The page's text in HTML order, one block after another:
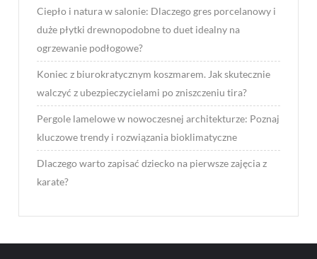
Ciepło i natura w salonie: Dlaczego gres porcelanowy i
duże płytki drewnopodobne to duet idealny na
ogrzewanie podłogowe?
Koniec z biurokratycznym koszmarem. Jak skutecznie
walczyć z ubezpieczycielami po zniszczeniu tira?
Pergole lamelowe w nowoczesnej architekturze: Poznaj
kluczowe trendy i rozwiązania bioklimatyczne
Dlaczego warto zapisać dziecko na pierwsze zajęcia z
karate?